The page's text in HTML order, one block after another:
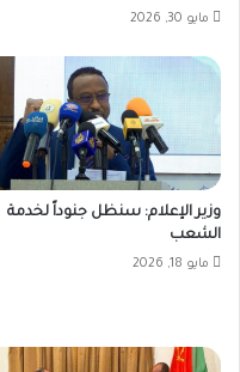
مايو 30, 2026
وزير الإعلام: سنظل جنوداً لخدمة
الشعب
مايو 18, 2026